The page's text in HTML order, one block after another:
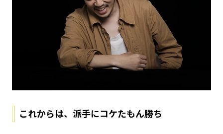
これからは、派手にコケたもん勝ち